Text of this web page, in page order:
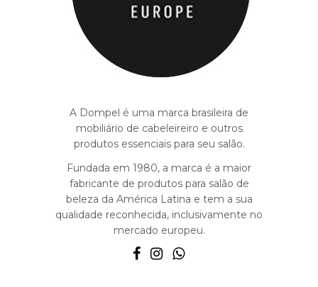
A Dompel é uma marca brasileira de
mobiliário de cabeleireiro e outros
produtos essenciais para seu salão.
Fundada em 1980, a marca é a maior
fabricante de produtos para salão de
beleza da América Latina e tem a sua
qualidade reconhecida, inclusivamente no
mercado europeu.